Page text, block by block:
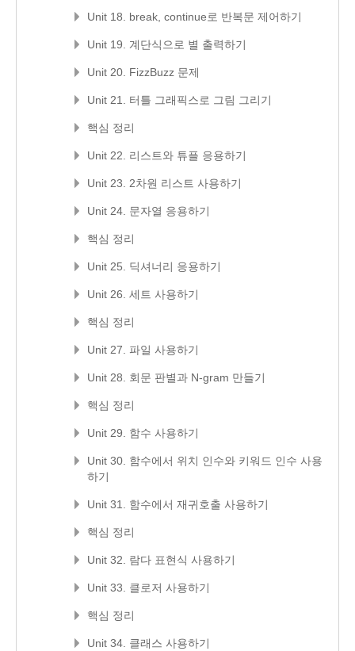
Unit 18. break, continue로 반복문 제어하기
Unit 19. 계단식으로 별 출력하기
Unit 20. FizzBuzz 문제
Unit 21. 터틀 그래픽스로 그림 그리기
핵심 정리
Unit 22. 리스트와 튜플 응용하기
Unit 23. 2차원 리스트 사용하기
Unit 24. 문자열 응용하기
핵심 정리
Unit 25. 딕셔너리 응용하기
Unit 26. 세트 사용하기
핵심 정리
Unit 27. 파일 사용하기
Unit 28. 회문 판별과 N-gram 만들기
핵심 정리
Unit 29. 함수 사용하기
Unit 30. 함수에서 위치 인수와 키워드 인수 사용
하기
Unit 31. 함수에서 재귀호출 사용하기
핵심 정리
Unit 32. 람다 표현식 사용하기
Unit 33. 클로저 사용하기
핵심 정리
Unit 34. 클래스 사용하기